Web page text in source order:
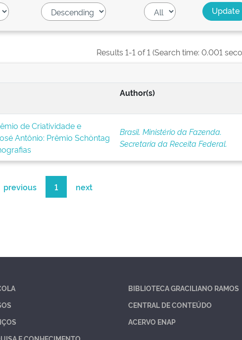
Results 1-1 of 1 (Search time: 0.001
Author(s)
de Criatividade e
Antônio: Prêmio Schöntag
Brasil. Ministério da Fazenda.
Secretaria da Receita Federal.
previous 1 next
BIBLIOTECA GRACILIANO RAMOS
CENTRAL DE CONTEÚDO
ACERVO ENAP